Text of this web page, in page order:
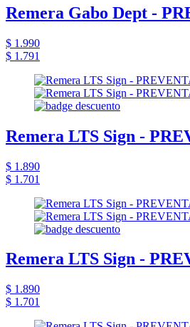
Remera Gabo Dept -
$ 1.990
$ 1.791
Remera LTS Sign -
$ 1.890
$ 1.701
Remera LTS Sign -
$ 1.890
$ 1.701